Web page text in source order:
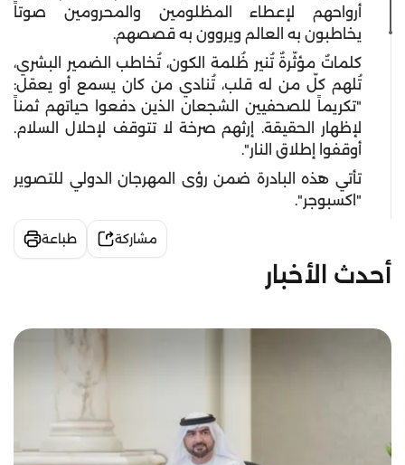
أرواحهم لإعطاء المظلومين والمحرومين صوتاً
يخاطبون به العالم ويروون به قصصهم.
كلماتٌ مؤثّرةٌ تُنير ظُلمة الكون، تُخاطب الضمير البشري،
تُلهم كلّ من له قلب، تُنادي من كان يسمع أو يعقل:
"تكريماً للصحفيين الشجعان الذين دفعوا حياتهم ثمناً
لإظهار الحقيقة. إرثهم صرخة لا تتوقف لإحلال السلام.
أوقفوا إطلاق النار".
تأتي هذه البادرة ضمن رؤى المهرجان الدولي للتصوير
"اكسبوجر".
مشاركة طباعة
أحدث الأخبار